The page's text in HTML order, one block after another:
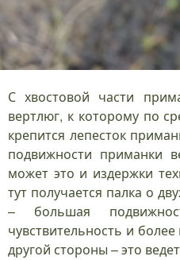
С хвостовой части
вертлюг, к которому по
крепится лепесток
подвижности приманки
может это и издержки
тут получается палка о
– большая
чувствительность и
другой стороны – это